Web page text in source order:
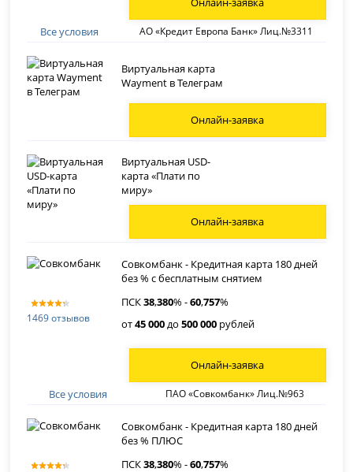
Все условия АО «Кредит Европа Банк» Лиц.№3311
Виртуальная карта
Wayment в Телеграм
Онлайн-заявка
Виртуальная USD-
карта «Плати по
миру»
Онлайн-заявка
1469 отзывов
Совкомбанк - Кредитная карта 180 дней
без % с бесплатным снятием
ПСК38,380% -60,757%
от45 000до500 000 рублей
Все условия ПАО «Совкомбанк» Лиц.№963
Онлайн-заявка
Совкомбанк - Кредитная карта 180 дней
без % ПЛЮС
ПСК38,380% -60,757%